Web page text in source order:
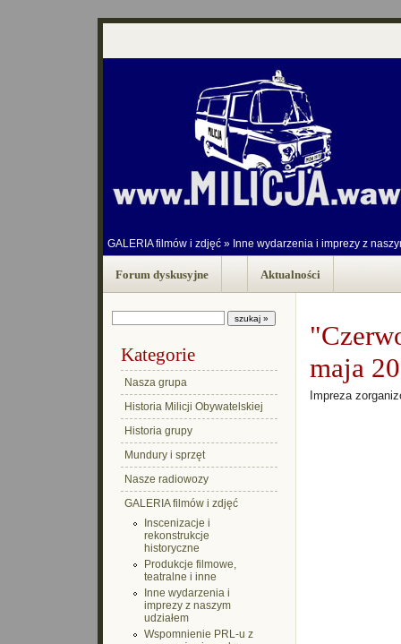
GALERIA filmów i zdjęć » Inne wydarzenia i imprezy z
Forum dyskusyjne Aktualności
Kategorie
Nasza grupa
Historia Milicji Obywatelskiej
Historia grupy
Mundury i sprzęt
Nasze radiowozy
GALERIA filmów i zdjęć
Inscenizacje i
rekonstrukcje
historyczne
Produkcje filmowe,
teatralne i inne
Inne wydarzenia i
imprezy z naszym
udziałem
Wspomnienie PRL-u z
maja
Impreza